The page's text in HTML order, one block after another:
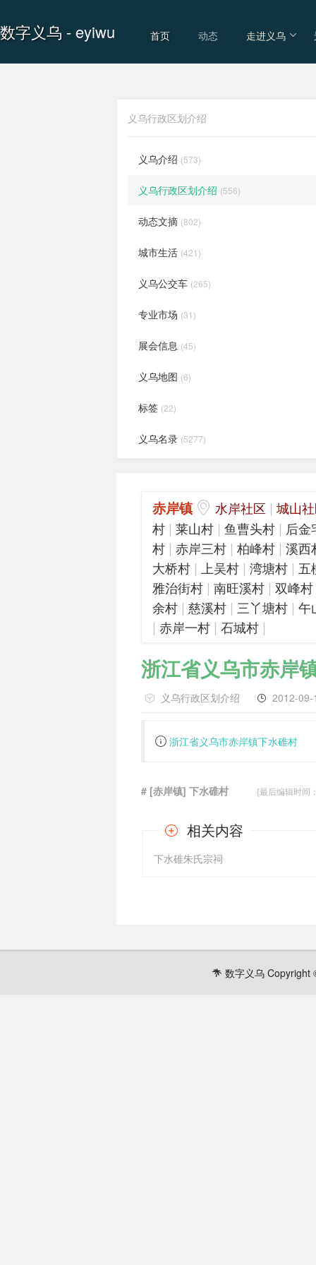
数字义乌 - eyiwu 首页 动态 走进义乌
义乌行政区划介绍
义乌介绍 (573)
义乌行政区划介绍 (556)
动态文摘 (802)
城市生活 (421)
义乌公交车 (265)
专业市场 (31)
展会信息 (45)
义乌地图 (6)
标签 (22)
义乌名录 (5277)
赤岸镇 水岸社区 | 城山
村 | 莱山村 | 鱼曹头村 | 后金
村 | 赤岸三村 | 柏峰村 | 溪西
大桥村 | 上吴村 | 湾塘村 | 五
雅治街村 | 南旺溪村 | 双峰村
余村 | 慈溪村 | 三丫塘村 | 午
| 赤岸一村 | 石城村 |
浙江省义乌市赤岸
义乌行政区划介绍 2012-09-
浙江省义乌市赤岸镇下水碓村
# [赤岸镇] 下水碓村 {最后编辑时间：
相关内容
下水碓朱氏宗祠
数字义乌